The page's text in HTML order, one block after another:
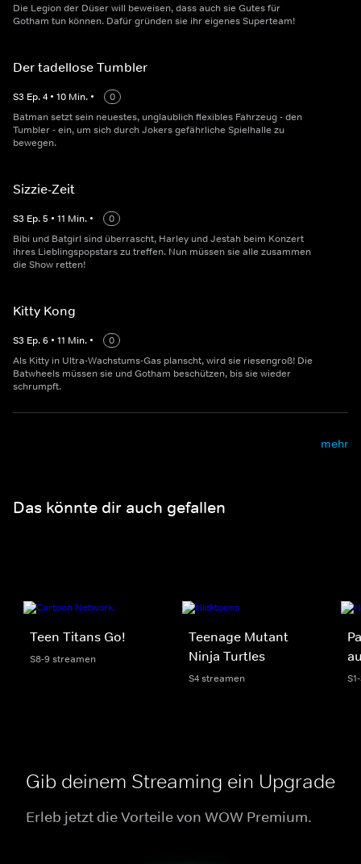
Die Legion der Düser will beweisen, dass auch sie Gutes für
Gotham tun können. Dafür gründen sie ihr eigenes Superteam!
Der tadellose Tumbler
S3 Ep.4 • 10 Min. •
0
Batman setzt sein neuestes, unglaublich flexibles Fahrzeug - den
Tumbler - ein, um sich durch Jokers gefährliche Spielhalle zu
bewegen.
Sizzie-Zeit
S3 Ep.5 • 11 Min. •
0
Bibi und Batgirl sind überrascht, Harley und Jestah beim Konzert
ihres Lieblingspopstars zu treffen. Nun müssen sie alle zusammen
die Show retten!
Kitty Kong
S3 Ep.6 • 11 Min. •
0
Als Kitty in Ultra-Wachstums-Gas planscht, wird sie riesengroß! Die
Batwheels müssen sie und Gotham beschützen, bis sie wieder
schrumpft.
mehr
Das könnte dir auch gefallen
Teen Titans Go!
S8-9 streamen
Teenage Mutant
Ninja Turtles
S4 streamen
Gib deinem Streaming ein Upgrade
Erleb jetzt die Vorteile von WOW Premium.